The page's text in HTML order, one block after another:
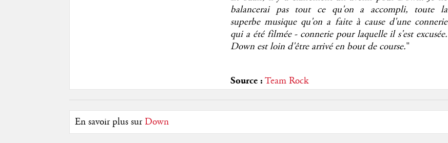
balancerai pas tout ce qu'on a accompli, toute la
superbe musique qu'on a faite à cause d'une connerie
qui a été filmée - connerie pour laquelle il s'est excusée.
Down est loin d'être arrivé en bout de course."
Source : Team Rock
En savoir plus surDown